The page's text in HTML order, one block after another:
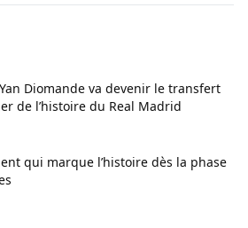
Diomande va devenir le transfert
de l’histoire du Real Madrid
qui marque l’histoire dès la phase